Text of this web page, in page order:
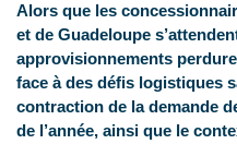
Alors que les
et de Guadeloupe
approvisionnements
face à des défis logistiques
contraction de la demande
de l’année, ainsi que le